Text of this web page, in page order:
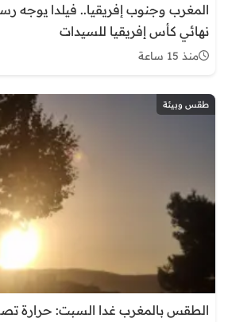
المغرب وجنوب إفريقيا.. فيلدا يوجه
نهائي كأس إفريقيا للسيدات
منذ 15 ساعة
طقس وبيئة